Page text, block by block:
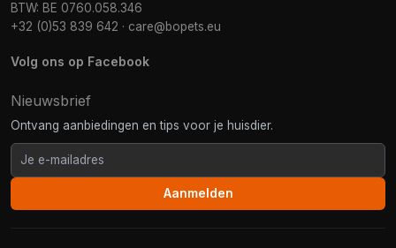
BTW: BE 0760.058.346
+32 (0)53 839 642 · care@bopets.eu
Volg ons op Facebook
Nieuwsbrief
Ontvang aanbiedingen en tips voor je huisdier.
Aanmelden